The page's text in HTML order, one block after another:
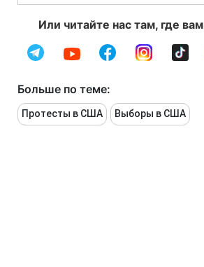
Или читайте нас там, где
Больше по теме:
Протесты в США Выборы в США